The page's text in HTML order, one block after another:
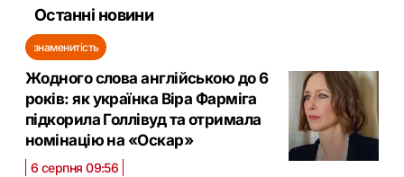
Останні новини
знаменитість
Жодного слова англійською до 6
років: як українка Віра Фарміга
підкорила Голлівуд та отримала
номінацію на «Оскар»
6 серпня 09:56